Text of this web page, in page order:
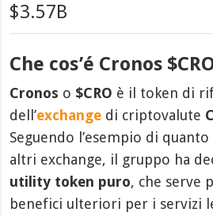
$3.57B
Che cos’é Cronos
Cronos o $CRO è il token di
dell’exchange di criptovalute
Seguendo l’esempio di
altri exchange, il gruppo ha
utility token puro, che serve
benefici ulteriori per i servizi